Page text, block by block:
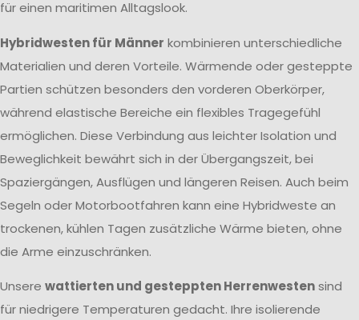
für einen maritimen Alltagslook.
Hybridwesten für Männer kombinieren unterschiedliche
Materialien und deren Vorteile. Wärmende oder gesteppte
Partien schützen besonders den vorderen Oberkörper,
während elastische Bereiche ein flexibles Tragegefühl
ermöglichen. Diese Verbindung aus leichter Isolation und
Beweglichkeit bewährt sich in der Übergangszeit, bei
Spaziergängen, Ausflügen und längeren Reisen. Auch beim
Segeln oder Motorbootfahren kann eine Hybridweste an
trockenen, kühlen Tagen zusätzliche Wärme bieten, ohne
die Arme einzuschränken.
Unsere wattierten und gesteppten Herrenwestensind
für niedrigere Temperaturen gedacht. Ihre isolierende